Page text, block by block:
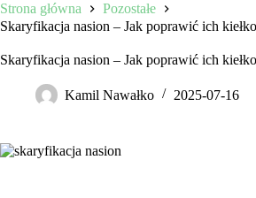
Strona główna
Pozostałe
Skaryfikacja nasion – Jak poprawić ich
Skaryfikacja nasion – Jak poprawić ich
Kamil Nawałko 2025-07-16